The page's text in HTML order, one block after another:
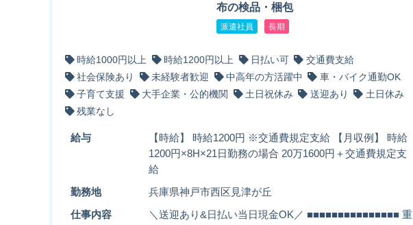
布の検品・梱包
派遣社員 長期
時給1000円以上 時給1200円以上 日払い可
交通費支給
社会保険あり
未経験者歓迎 中高年の方活躍中
車・バイク通勤OK
子育て支援
大手企業・公的機関 土日祝休み 送迎あり
土日休み
残業なし
給与
【時給】 時給1200円 ※交通費規定支給 【月収例】 時給
1200円×8H×21日勤務の場合 20万1600円＋交通費規定支
給
勤務地 兵庫県神戸市西区見津が丘
仕事内容
＼送迎あり&日払い当日現金OK／ ■■■■■■■■■■■■■■■ 重